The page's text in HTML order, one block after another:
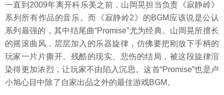
一直到2009年离开科乐美之前，山岡晃担当负责《寂静岭》
系列所有作品的音乐。而《寂静岭2》的BGM应该说是公认
系列最强的，其中结尾曲“Promise”尤为经典。山岡晃所擅长
的摇滚曲风，层层加入的乐器旋律，仿佛要把刚放下手柄的
玩家一片片撕开。残酷的现实、悲伤的结局，被这段旋律渲
染得更加浓烈，让玩家不由陷入沉思。这首“Promise”也是卢
小旭心目中除了自家出品之外的最佳游戏BGM。